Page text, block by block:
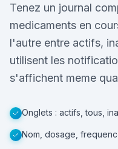
Tenez un journal
medicaments en
l'autre entre actifs,
utilisent les
s'affichent meme
Onglets : actifs, tous,
Nom, dosage,